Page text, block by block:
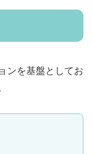
ンを基盤としてお